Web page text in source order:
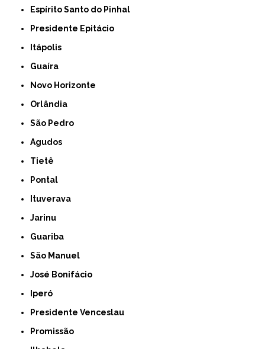
Espírito Santo do Pinhal
Presidente Epitácio
Itápolis
Guaíra
Novo Horizonte
Orlândia
São Pedro
Agudos
Tietê
Pontal
Ituverava
Jarinu
Guariba
São Manuel
José Bonifácio
Iperó
Presidente Venceslau
Promissão